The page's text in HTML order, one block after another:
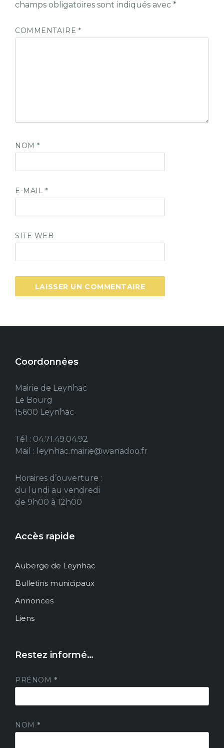
champs obligatoires sont indiqués avec *
COMMENTAIRE *
NOM*
E-MAIL *
SITE WEB
Coordonnées
Mairie de Leynhac
Le Bourg
15600 Leynhac
Tél : 04.71.49.04.92
Mail : leynhac.mairie@wanadoo.fr
Horaires d’ouverture :
du lundi au vendredi
de 9h00 à 12h00
Accès rapide
Auberge de Leynhac
Bulletins municipaux
Annonces
Liens
Restez informé…
PRÉNOM *
NOM *